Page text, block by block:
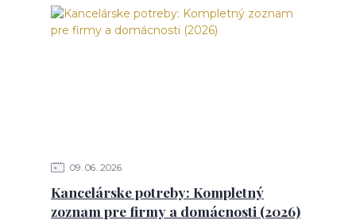
09 06 2026
Kancelárske potreby: Kompletný
zoznam pre firmy a domácnosti (2026)